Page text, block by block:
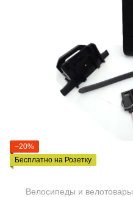
−20%
Бесплатно на Розетку
Велосипеды и велотовары